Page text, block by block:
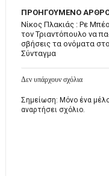
ΠΡΟΗΓΟΥΜΕΝΟ
Νίκος Πλακιάς : Ρε
τον Τριαντόπουλο να
σβήσεις τα ονόματα στο
Σύνταγμα
Δεν υπάρχουν σχόλια
Σημείωση: Μόνο ένα
αναρτήσει σχόλιο.